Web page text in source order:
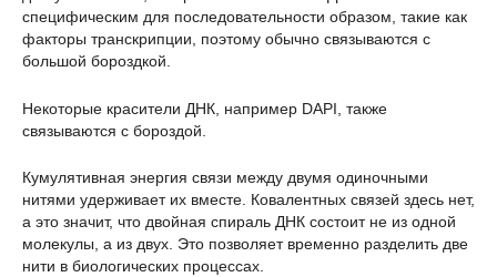
специфическим для последовательности образом, такие как
факторы транскрипции, поэтому обычно связываются с
большой бороздкой.
Некоторые красители ДНК, например DAPI, также
связываются с бороздой.
Кумулятивная энергия связи между двумя одиночными
нитями удерживает их вместе. Ковалентных связей здесь нет,
а это значит, что двойная спираль ДНК состоит не из одной
молекулы, а из двух. Это позволяет временно разделить две
нити в биологических процессах.